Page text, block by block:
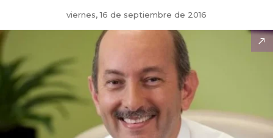
viernes, 16 de septiembre de 2016